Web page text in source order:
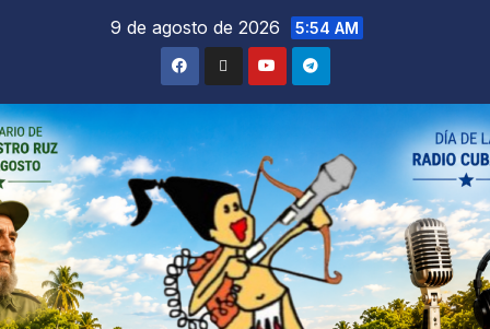
9 de agosto de 2026 5:54 AM